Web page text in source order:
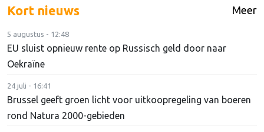
Kort nieuws Meer
5 augustus - 12:48
EU sluist opnieuw rente op Russisch geld door naar
Oekraïne
24 juli - 16:41
Brussel geeft groen licht voor uitkoopregeling van boeren
rond Natura 2000-gebieden